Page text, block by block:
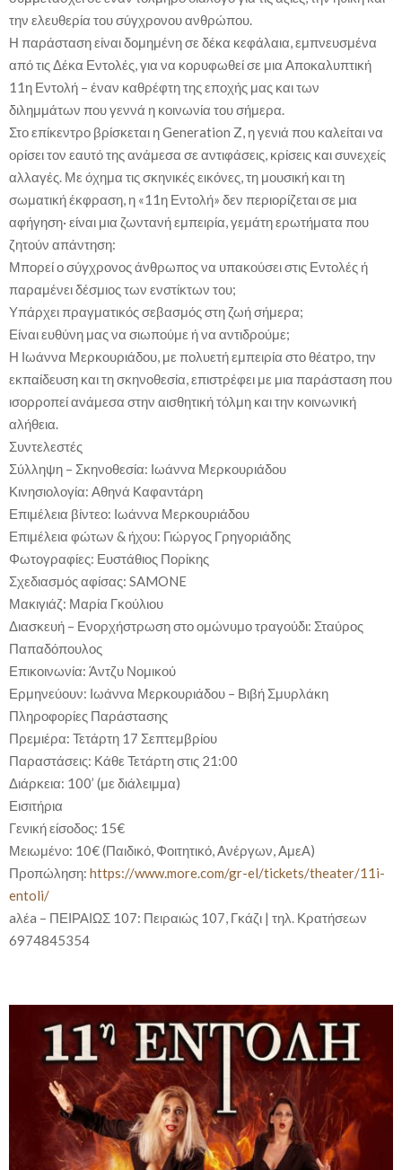
την ελευθερία του σύγχρονου ανθρώπου.
Η παράσταση είναι δομημένη σε δέκα κεφάλαια, εμπνευσμένα
από τις Δέκα Εντολές, για να κορυφωθεί σε μια Αποκαλυπτική
11η Εντολή – έναν καθρέφτη της εποχής μας και των
διλημμάτων που γεννά η κοινωνία του σήμερα.
Στο επίκεντρο βρίσκεται η Generation Z, η γενιά που καλείται να
ορίσει τον εαυτό της ανάμεσα σε αντιφάσεις, κρίσεις και συνεχείς
αλλαγές. Με όχημα τις σκηνικές εικόνες, τη μουσική και τη
σωματική έκφραση, η «11η Εντολή» δεν περιορίζεται σε μια
αφήγηση· είναι μια ζωντανή εμπειρία, γεμάτη ερωτήματα που
ζητούν απάντηση:
Μπορεί ο σύγχρονος άνθρωπος να υπακούσει στις Εντολές ή
παραμένει δέσμιος των ενστίκτων του;
Υπάρχει πραγματικός σεβασμός στη ζωή σήμερα;
Είναι ευθύνη μας να σιωπούμε ή να αντιδρούμε;
Η Ιωάννα Μερκουριάδου, με πολυετή εμπειρία στο θέατρο, την
εκπαίδευση και τη σκηνοθεσία, επιστρέφει με μια παράσταση που
ισορροπεί ανάμεσα στην αισθητική τόλμη και την κοινωνική
αλήθεια.
Συντελεστές
Σύλληψη – Σκηνοθεσία: Ιωάννα Μερκουριάδου
Κινησιολογία: Αθηνά Καφαντάρη
Επιμέλεια βίντεο: Ιωάννα Μερκουριάδου
Επιμέλεια φώτων & ήχου: Γιώργος Γρηγοριάδης
Φωτογραφίες: Ευστάθιος Πορίκης
Σχεδιασμός αφίσας: SAMONE
Μακιγιάζ: Μαρία Γκούλιου
Διασκευή – Ενορχήστρωση στο ομώνυμο τραγούδι: Σταύρος
Παπαδόπουλος
Επικοινωνία: Άντζυ Νομικού
Ερμηνεύουν: Ιωάννα Μερκουριάδου – Βιβή Σμυρλάκη
Πληροφορίες Παράστασης
Πρεμιέρα: Τετάρτη 17 Σεπτεμβρίου
Παραστάσεις: Κάθε Τετάρτη στις 21:00
Διάρκεια: 100’ (με διάλειμμα)
Εισιτήρια
Γενική είσοδος: 15€
Μειωμένο: 10€ (Παιδικό, Φοιτητικό, Ανέργων, ΑμεΑ)
Προπώληση: https://www.more.com/gr-el/tickets/theater/11i-
entoli/
aλέa – ΠΕΙΡΑΙΩΣ 107: Πειραιώς 107, Γκάζι | τηλ. Κρατήσεων
6974845354